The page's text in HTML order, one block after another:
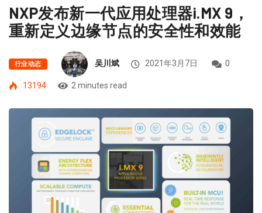
NXP发布新一代应用处理器i.MX 9，
重新定义边缘节点的安全性和效能
行业动态 吴川斌 2021年3月7日 0
13194 2 minutes read